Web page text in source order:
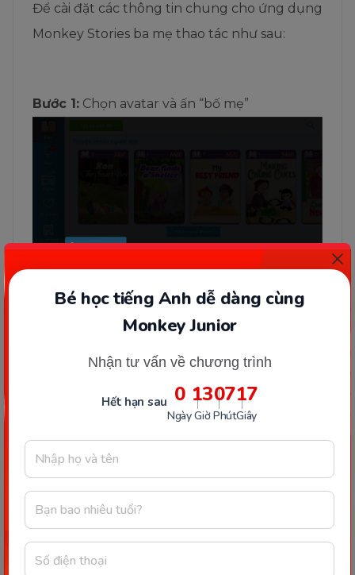
Bé học tiếng Anh dễ dàng cùng
Monkey Junior
Nhận tư vấn về chương trình
Hết hạn sau 0
Ngày
13
Giờ
07
Phút
17
Giây
Để cài đặt các thông tin chung cho ứng dụng
Monkey Stories ba mẹ thao tác như sau:
Bước 1: Chọn avatar và ấn “bố mẹ”